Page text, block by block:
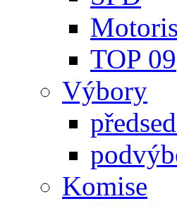
TOP 09
Výbory
Komise